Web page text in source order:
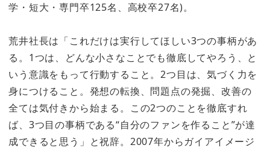
学・短大・専門卒125名、高校卒27名)。
荒井社長は「これだけは実行してほしい3つの事柄があ
る。1つは、どんな小さなことでも徹底してやろう、と
いう意識をもって行動すること。2つ目は、気づく力を
身につけること。発想の転換、問題点の発掘、改善の
全ては気付きから始まる。この2つのことを徹底すれ
ば、3つ目の事柄である“自分のファンを作ること”が達
成できると思う」と祝辞。2007年からガイアイメージ